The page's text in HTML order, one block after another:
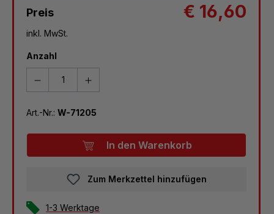
Preis € 16,60
inkl. MwSt.
Anzahl
Art.-Nr.: W-71205
In den Warenkorb
Zum Merkzettel hinzufügen
1-3 Werktage